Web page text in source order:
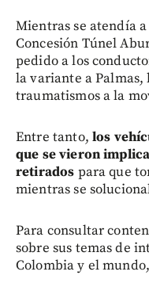
Mientras se atendía
Concesión Túnel
pedido a los
la variante a Palmas,
traumatismos a la
Entre tanto, los
que se vieron
retirados para que
mientras se
Para consultar
sobre sus temas de
Colombia y el mundo,